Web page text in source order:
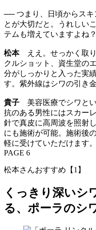
── つまり、日頃からスキ
とが大切だと。うれしい
テムも増えていますよね？
松本ええ。せっかく取り
クルショット、資生堂の
分がしっかりと入った実
す。紫外線はシワの引き
貴子 美容医療でシワと
抗のある男性にはスカー
針で真皮に高周波を照射
にも施術が可能。施術後
軽に受けていただけます。
PAGE 6
松本さんおすすめ【1】
くっきり深いシ
る、ポーラのシ